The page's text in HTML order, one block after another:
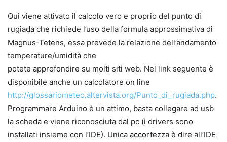
Qui viene attivato il calcolo vero e proprio del punto di
rugiada che richiede l’uso della formula approssimativa di
Magnus-Tetens, essa prevede la relazione dell’andamento
temperature/umidità che
potete approfondire su molti siti web. Nel link seguente è
disponibile anche un calcolatore on line
http://glossariometeo.altervista.org/Punto_di_rugiada.php.
Programmare Arduino è un attimo, basta collegare ad usb
la scheda e viene riconosciuta dal pc (i drivers sono
installati insieme con l’IDE). Unica accortezza è dire all’IDE